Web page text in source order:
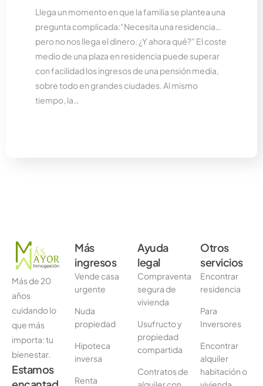
Llega un momento en que la familia se plantea una
pregunta complicada:“Necesita una residencia…
pero no nos llega el dinero. ¿Y ahora qué?” El coste
medio de una plaza en residencia puede superar
con facilidad los ingresos de una pensión media,
sobre todo en grandes ciudades. Al mismo
tiempo, la…
Más de 20
años
cuidando lo
que más
importa: tu
bienestar.
Estamos
Más
ingresos
Vende casa
urgente
Nuda
propiedad
Hipoteca
inversa
Renta
Ayuda
legal
Compraventa
segura de
vivienda
Usufructo y
propiedad
compartida
Contratos de
Otros
servicios
Encontrar
residencia
Para
Inversores
Encontrar
alquiler
habitación o